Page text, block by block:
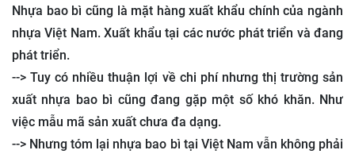
Nhựa bao bì cũng là mặt hàng xuất khẩu chính của ngành
nhựa Việt Nam. Xuất khẩu tại các nước phát triển và đang
phát triển.
--> Tuy có nhiều thuận lợi về chi phí nhưng thị trường sản
xuất nhựa bao bì cũng đang gặp một số khó khăn. Như
việc mẫu mã sản xuất chưa đa dạng.
--> Nhưng tóm lại nhựa bao bì tại Việt Nam vẫn không phải